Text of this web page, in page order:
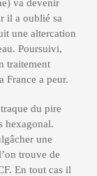
va devenir
il a oublié sa
une altercation
Poursuivi,
traitement
France a peur.
du pire
hexagonal.
une
trouve de
En tout cas il